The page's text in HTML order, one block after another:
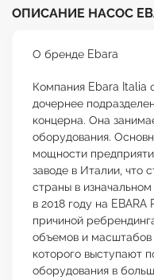
ОПИСАНИЕ НАСОС
О бренде Ebara
Компания Ebara Italia
дочернее
концерна. Она
оборудования.
мощности
заводе в Италии, что
страны в
в 2018 году на
причиной
объемов и масштабов
которого выступают
оборудования в